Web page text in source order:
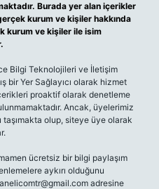
Burada yer alan içerikler
kurum ve kişiler hakkında
kurum ve kişiler ile isim
Bilgi Teknolojileri ve İletişim
bir Yer Sağlayıcı olarak hizmet
proaktif olarak denetleme
Ancak, üyelerimiz
olup, siteye üye olarak
ücretsiz bir bilgi paylaşım
aykırı olduğunu
adresine